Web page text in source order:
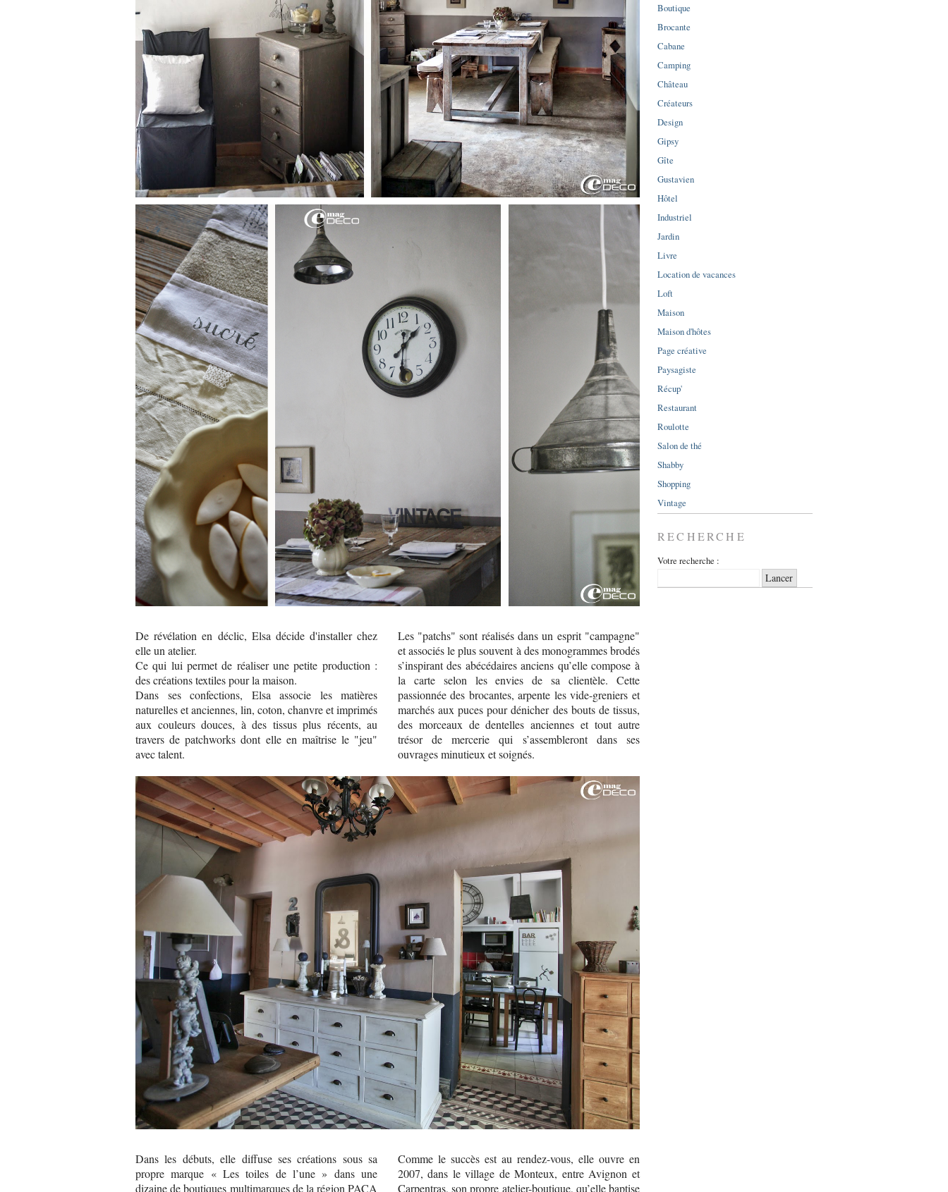
De révélation en déclic, Elsa décide d'installer chez
elle un atelier.
Ce qui lui permet de réaliser une petite production :
des créations textiles pour la maison.
Dans ses confections, Elsa associe les matières
naturelles et anciennes, lin, coton, chanvre et imprimés
aux couleurs douces, à des tissus plus récents, au
travers de patchworks dont elle en maîtrise le "jeu"
avec talent.
Les "patchs" sont réalisés dans un esprit "campagne"
et associés le plus souvent à des monogrammes brodés
s’inspirant des abécédaires anciens qu’elle compose à
la carte selon les envies de sa clientèle. Cette
passionnée des brocantes, arpente les vide-greniers et
marchés aux puces pour dénicher des bouts de tissus,
des morceaux de dentelles anciennes et tout autre
trésor de mercerie qui s’assembleront dans ses
ouvrages minutieux et soignés.
Dans les débuts, elle diffuse ses créations sous sa
propre marque « Les toiles de l’une » dans une
dizaine de boutiques multimarques de la région PACA
Comme le succès est au rendez-vous, elle ouvre en
2007, dans le village de Monteux, entre Avignon et
Carpentras, son propre atelier-boutique, qu’elle baptise
Boutique
Brocante
Cabane
Camping
Château
Créateurs
Design
Gipsy
Gîte
Gustavien
Hôtel
Industriel
Jardin
Livre
Location de vacances
Loft
Maison
Maison d'hôtes
Page créative
Paysagiste
Récup'
Restaurant
Roulotte
Salon de thé
Shabby
Shopping
Vintage
RECHERCHE
Votre recherche :